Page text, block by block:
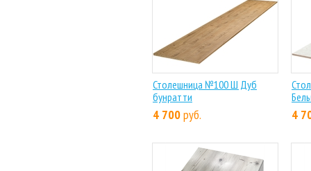
Столешница №100 Ш Дуб
бунратти
4 700руб. 4